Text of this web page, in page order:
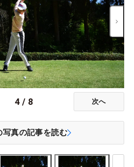
4 / 8 次へ
写真の記事を読む